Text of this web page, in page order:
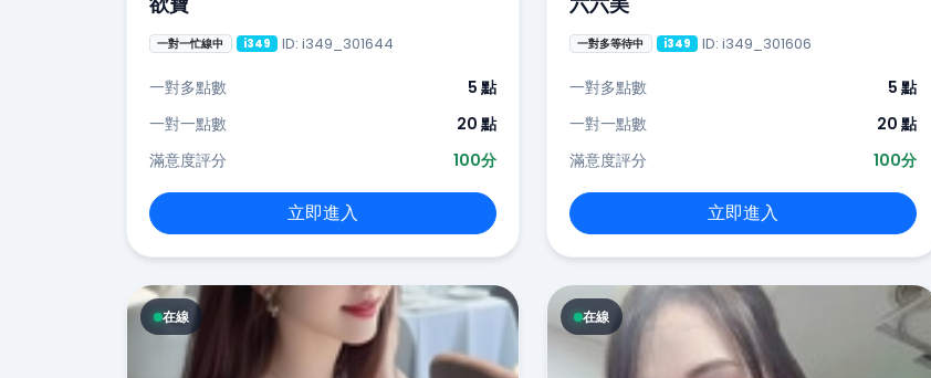
一對一忙線中 i349 ID: i349_301644
一對多點數
5 點
一對一點數
20 點
滿意度評分
100分
立即進入
一對多等待中 i349 ID: i349_301606
一對多點數
5 點
一對一點數
20 點
滿意度評分
100分
立即進入
在線 在線